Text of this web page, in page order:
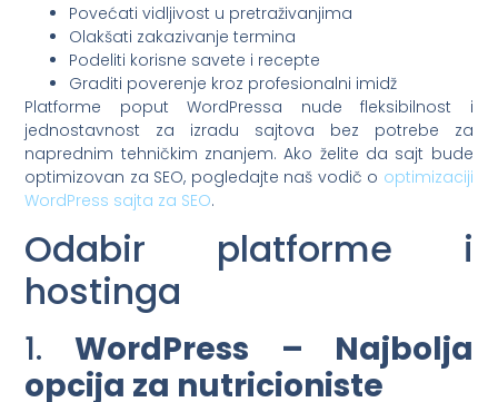
Povećati vidljivost u pretraživanjima
Olakšati zakazivanje termina
Podeliti korisne savete i recepte
Graditi poverenje kroz profesionalni imidž
Platforme poput WordPressa nude fleksibilnost i
jednostavnost za izradu sajtova bez potrebe za
naprednim tehničkim znanjem. Ako želite da sajt bude
optimizovan za SEO, pogledajte naš vodič o optimizaciji
WordPress sajta za SEO.
Odabir platforme i
hostinga
1.WordPress – Najbolja
opcija za nutricioniste